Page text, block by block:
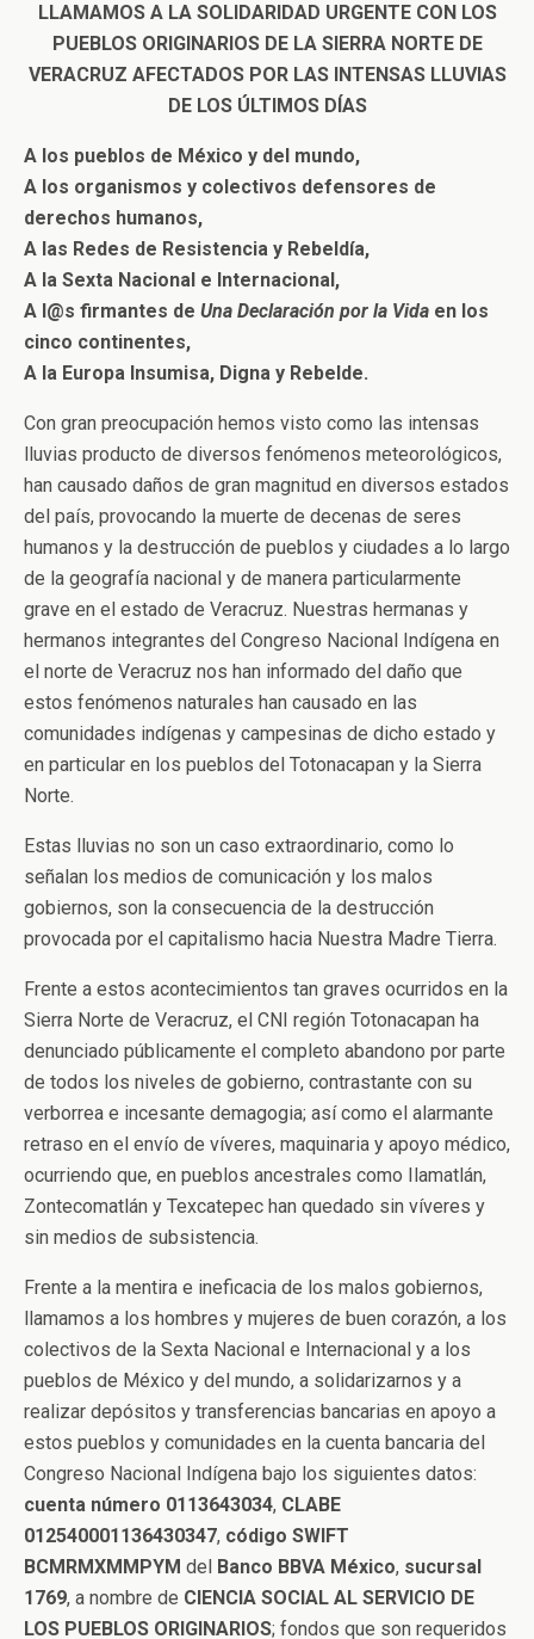
LLAMAMOS A LA SOLIDARIDAD URGENTE CON LOS
PUEBLOS ORIGINARIOS DE LA SIERRA NORTE DE
VERACRUZ AFECTADOS POR LAS INTENSAS LLUVIAS
DE LOS ÚLTIMOS DÍAS
A los pueblos de México y del mundo,
A los organismos y colectivos defensores de
derechos humanos,
A las Redes de Resistencia y Rebeldía,
A la Sexta Nacional e Internacional,
A l@s firmantes de Una Declaración por la Vida en los
cinco continentes,
A la Europa Insumisa, Digna y Rebelde.
Con gran preocupación hemos visto como las intensas
lluvias producto de diversos fenómenos meteorológicos,
han causado daños de gran magnitud en diversos estados
del país, provocando la muerte de decenas de seres
humanos y la destrucción de pueblos y ciudades a lo largo
de la geografía nacional y de manera particularmente
grave en el estado de Veracruz. Nuestras hermanas y
hermanos integrantes del Congreso Nacional Indígena en
el norte de Veracruz nos han informado del daño que
estos fenómenos naturales han causado en las
comunidades indígenas y campesinas de dicho estado y
en particular en los pueblos del Totonacapan y la Sierra
Norte.
Estas lluvias no son un caso extraordinario, como lo
señalan los medios de comunicación y los malos
gobiernos, son la consecuencia de la destrucción
provocada por el capitalismo hacia Nuestra Madre Tierra.
Frente a estos acontecimientos tan graves ocurridos en la
Sierra Norte de Veracruz, el CNI región Totonacapan ha
denunciado públicamente el completo abandono por parte
de todos los niveles de gobierno, contrastante con su
verborrea e incesante demagogia; así como el alarmante
retraso en el envío de víveres, maquinaria y apoyo médico,
ocurriendo que, en pueblos ancestrales como Ilamatlán,
Zontecomatlán y Texcatepec han quedado sin víveres y
sin medios de subsistencia.
Frente a la mentira e ineficacia de los malos gobiernos,
llamamos a los hombres y mujeres de buen corazón, a los
colectivos de la Sexta Nacional e Internacional y a los
pueblos de México y del mundo, a solidarizarnos y a
realizar depósitos y transferencias bancarias en apoyo a
estos pueblos y comunidades en la cuenta bancaria del
Congreso Nacional Indígena bajo los siguientes datos:
cuenta número 0113643034, CLABE
012540001136430347, código SWIFT
BCMRMXMMPYM del Banco BBVA México, sucursal
1769, a nombre de CIENCIA SOCIAL AL SERVICIO DE
LOS PUEBLOS ORIGINARIOS; fondos que son requeridos